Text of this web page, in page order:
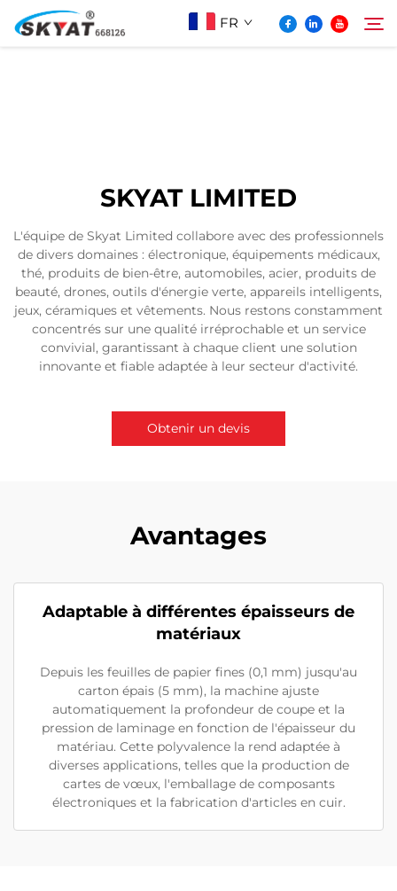
FR
Vidéo Et Application
Projets
SKYAT LIMITED
L'équipe de Skyat Limited collabore avec des professionnels
de divers domaines : électronique, équipements médicaux,
thé, produits de bien-être, automobiles, acier, produits de
beauté, drones, outils d'énergie verte, appareils intelligents,
jeux, céramiques et vêtements. Nous restons constamment
concentrés sur une qualité irréprochable et un service
convivial, garantissant à chaque client une solution
innovante et fiable adaptée à leur secteur d'activité.
Obtenir un devis
Avantages
Adaptable à différentes épaisseurs de
matériaux
Depuis les feuilles de papier fines (0,1 mm) jusqu'au
carton épais (5 mm), la machine ajuste
automatiquement la profondeur de coupe et la
pression de laminage en fonction de l'épaisseur du
matériau. Cette polyvalence la rend adaptée à
diverses applications, telles que la production de
cartes de vœux, l'emballage de composants
électroniques et la fabrication d'articles en cuir.